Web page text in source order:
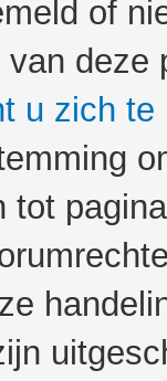
of
u zich te
tot